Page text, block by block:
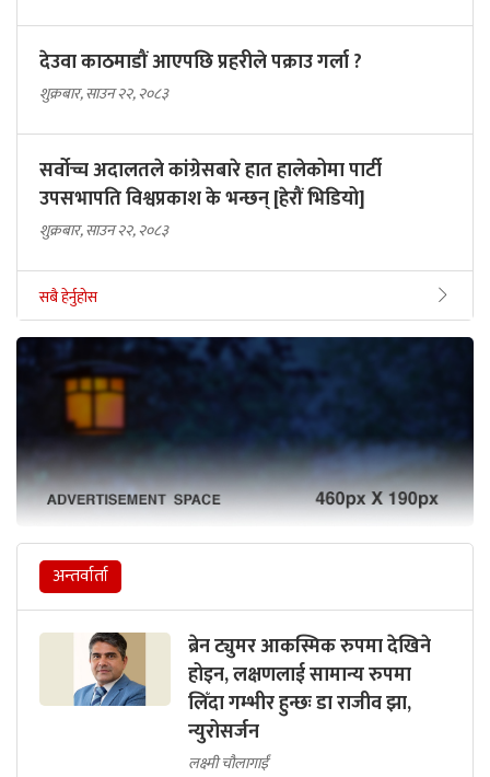
देउवा काठमाडौं आएपछि प्रहरीले पक्राउ गर्ला ?
शुक्रबार, साउन २२, २०८३
सर्वोच्च अदालतले कांग्रेसबारे हात हालेकोमा पार्टी
उपसभापति विश्वप्रकाश के भन्छन् [हेरौं भिडियो]
शुक्रबार, साउन २२, २०८३
सबै हेर्नुहोस
अन्तर्वार्ता
ब्रेन ट्युमर आकस्मिक रुपमा देखिने
होइन, लक्षणलाई सामान्य रुपमा
लिँदा गम्भीर हुन्छः डा राजीव झा,
न्युरोसर्जन
लक्ष्मी चौलागाईं